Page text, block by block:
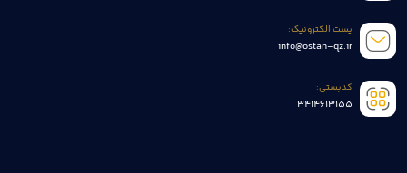
پست الکترونیک:
info@ostan-qz.ir
کدپستی:
3414613155